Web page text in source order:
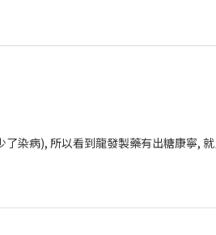
染病), 所以看到龍發製藥有出糖康寧,